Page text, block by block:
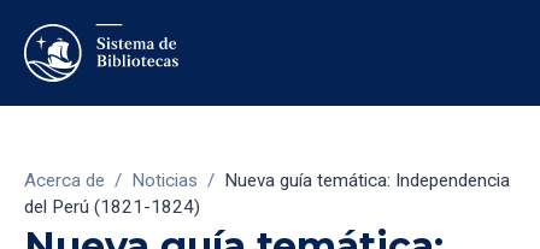
Acerca de / Noticias / Nueva guía temática: Independencia
del Perú (1821-1824)